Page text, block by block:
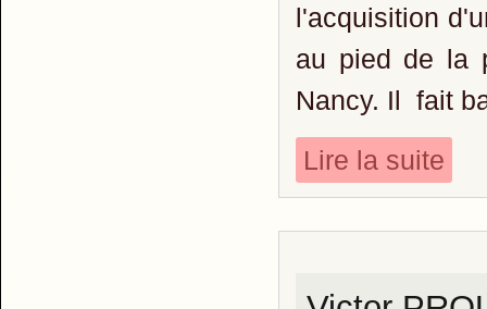
l'acquisition
au pied de la
Nancy. Il fait
Lire la suite